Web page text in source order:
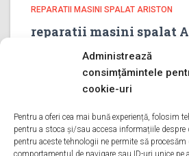
Administrează
consimțămintele
cookie-uri
Pentru a oferi cea mai bună experiență, folosim
pentru a stoca și/sau accesa informațiile
pentru aceste tehnologii ne permite să procesăm
comportamentul de navigare sau ID-uri unice pe
REPARATII MASINI SPALAT ARISTON
reparatii masini spalat
PRAHOVA
reparatii masini spalat Ariston
pagina noastra de reparatii masini
ariston? Tot ce trebuie sa faceti este
Citește mai mult